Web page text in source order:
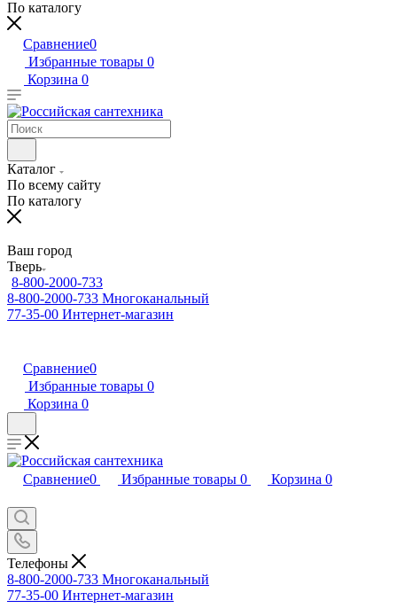
По каталогу
Сравнение0
Избранные товары 0
Корзина 0
Каталог
По всему сайту
По каталогу
Ваш город
Тверь
8-800-2000-733
8-800-2000-733 Многоканальный
77-35-00 Интернет-магазин
Сравнение0
Избранные товары 0
Корзина 0
Сравнение0 Избранные товары 0 Корзина 0
Телефоны
8-800-2000-733 Многоканальный
77-35-00 Интернет-магазин